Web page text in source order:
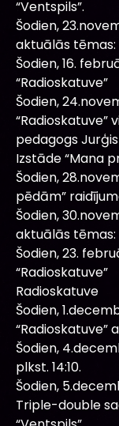
“Ventspils”.
Šodien,
aktuālās tēmas:
Šodien, 16.
“Radioskatuve”
Šodien,
“Radioskatuve”
pedagogs
Izstāde “Mana
Šodien,
pēdām”
Šodien,
aktuālās tēmas:
Šodien, 23.
“Radioskatuve”
Radioskatuve
Šodien,
“Radioskatuve”
Šodien,
plkst. 14:10.
Šodien,
Triple-double